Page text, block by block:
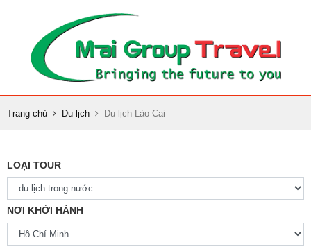
Trang chủ Du lịch Du lịch Lào Cai
LOẠI TOUR
NƠI KHỞI HÀNH